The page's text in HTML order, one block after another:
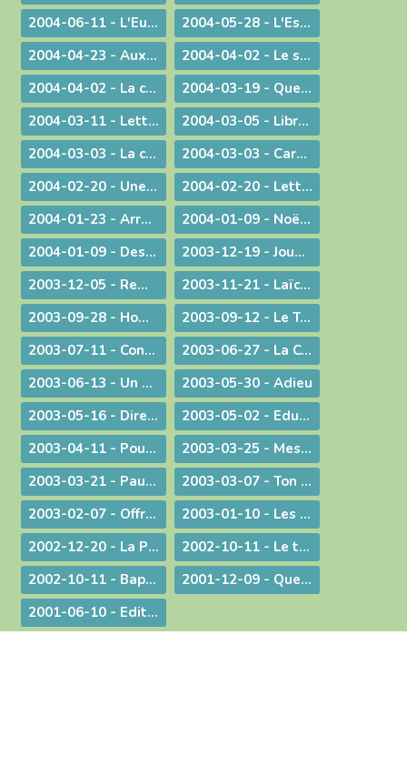
2004-06-11 - L'Eucharistie dans le réalisme de sa célébration
2004-05-28 - L'Esprit de Vérité, "que le Père enverra en mon nom"
2004-04-23 - Aux heures d'incertitude : une figure de sainteté sacerdotale
2004-04-02 - Le sérieux de l'existence humaine
2004-04-02 - La charité ne se sous-traite pas
2004-03-19 - Quel avenir pour le monde ?
2004-03-11 - Lettre au Cardinal Rouco Varela, archevêque de Madrid, après les attentats du 11 mars 2004
2004-03-05 - Libre méditation sur le récit des tentations du Christ
2004-03-03 - La conversion est possible
2004-03-03 - Carême : Lettre pastorale & Courrier aux prêtres du diocèse
2004-02-20 - Une visite pas comme les autres !
2004-02-20 - Lettre de l'évêque de Belley-Ars aux prêtres du diocèse
2004-01-23 - Arrêt sur image
2004-01-09 - Noël ! "un" Sauveur ou "LE" Sauveur
2004-01-09 - Des voeux de nouvel an tirés de l'actualité
2003-12-19 - Jouez hautbois, résonnez musettes !
2003-12-05 - Remue-ménage au parlement !
2003-11-21 - Laïcité : confiance et appréhension
2003-09-28 - Homélie de la Messe du 26° dimanche ordinaire radiodiffusée depuis l'Abbaye d'Ambronay
2003-09-12 - Le Trésor de l'Eucharistie
2003-07-11 - Continuez votre oeuvre précieuse et irremplaçable
2003-06-27 - La Constitution européenne : ultime version - Un silence plus éloquent que toutes les paroles
2003-06-13 - Un préambule contesté
2003-05-30 - Adieu
2003-05-16 - Dire merci !
2003-05-02 - Education et vocation
2003-04-11 - Pour une catéchèse pascale
2003-03-25 - Message aux communautés musulmanes et chrétiennes de Bourg-en-Bresse
2003-03-21 - Paul Couturier, apôtre de l'unité
2003-03-07 - Ton Père voit dans le secret !
2003-02-07 - Offrir ses mains et son cœur
2003-01-10 - Les bienfaits du dialogue œcuménique
2002-12-20 - La Prière à Marie : un itinéraire de contemplation, une source pour l'action
2002-10-11 - Le temps de la mission
2002-10-11 - Baptême et mariage - Dans une pastorale d'évangélisation harmoniser nos pratiques pour mieux proposer la foi
2001-12-09 - Questions d'actualité avec Mgr Bagnard
2001-06-10 - Edito : Pour qu'ils aient la vie en abondance !